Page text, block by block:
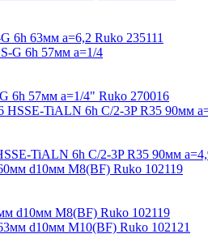
6h 63мм a=6,2 Ruko 235111
6h 57мм a=1/4" Ruko 270016
TiALN 6h C/2-3P R35 90мм
d10мм M8(BF) Ruko 102119